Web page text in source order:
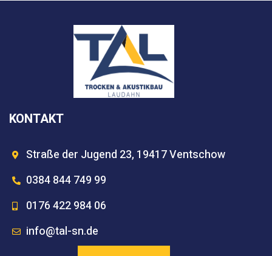
KONTAKT
Straße der Jugend 23, 19417 Ventschow
0384 844 749 99
0176 422 984 06
info@tal-sn.de